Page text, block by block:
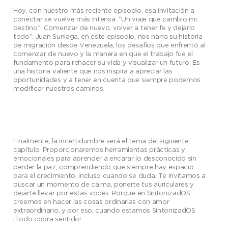
Hoy, con nuestro más reciente episodio, esa invitación a
conectar se vuelve más intensa: “Un viaje que cambio mi
destino”. Comenzar de nuevo, volver a tener fe y dejarlo
todo”. Juan Suniaga, en este episodio, nos narra su historia
de migración desde Venezuela, los desafíos que enfrentó al
comenzar de nuevo y la manera en que el trabajo fue el
fundamento para rehacer su vida y visualizar un futuro. Es
una historia valiente que nos inspira a apreciar las
oportunidades y a tener en cuenta que siempre podemos
modificar nuestros caminos.
Finalmente, la incertidumbre será el tema del siguiente
capítulo. Proporcionaremos herramientas prácticas y
emocionales para aprender a encarar lo desconocido sin
perder la paz, comprendiendo que siempre hay espacio
para el crecimiento, incluso cuando se duda. Te invitamos a
buscar un momento de calma, ponerte tus auriculares y
dejarte llevar por estas voces. Porque en SintonizadOS
creemos en hacer las cosas ordinarias con amor
extraordinario, y por eso, cuando estamos SintonizadOS
¡Todo cobra sentido!